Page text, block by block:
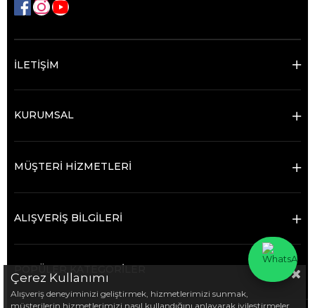
İLETİŞİM
KURUMSAL
MÜŞTERİ HİZMETLERİ
ALIŞVERİŞ BİLGİLERİ
POPÜLER KATEGORİLER
Çerez Kullanımı
Alışveriş deneyiminizi geliştirmek, hizmetlerimizi sunmak,
müşterilerin hizmetlerimizi nasıl kullandığını anlayarak iyileştirmeler